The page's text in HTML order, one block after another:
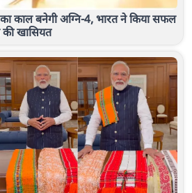
काल बनेगी अग्नि-4, भारत ने किया सफल
की खासियत